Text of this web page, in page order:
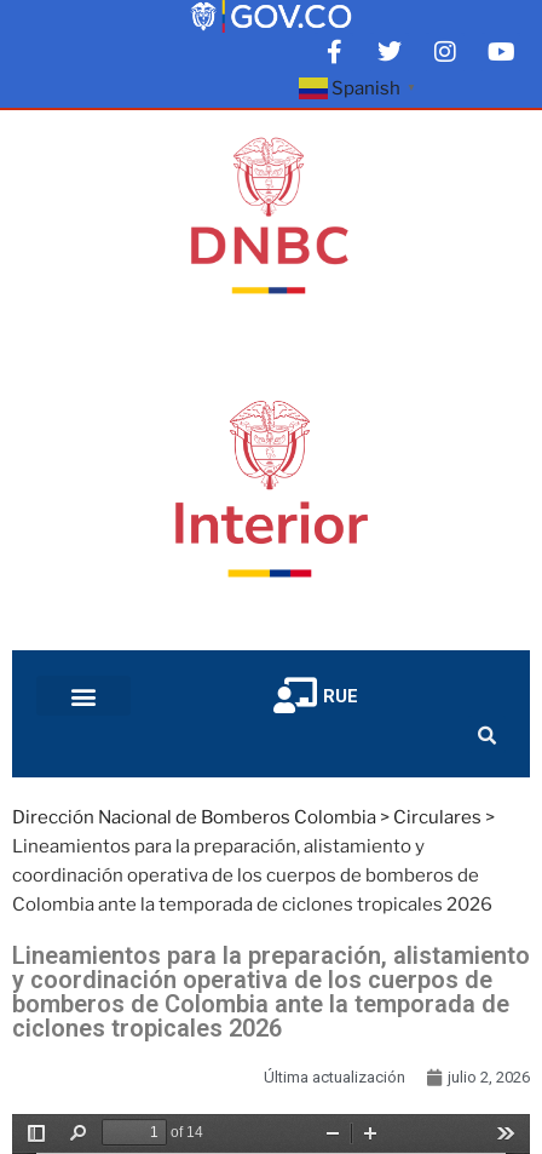
Spanish ▼
RUE
Dirección Nacional de Bomberos Colombia > Circulares >
Lineamientos para la preparación, alistamiento y
coordinación operativa de los cuerpos de bomberos de
Colombia ante la temporada de ciclones tropicales 2026
Lineamientos para la preparación, alistamiento
y coordinación operativa de los cuerpos de
bomberos de Colombia ante la temporada de
ciclones tropicales 2026
Última actualización julio 2, 2026